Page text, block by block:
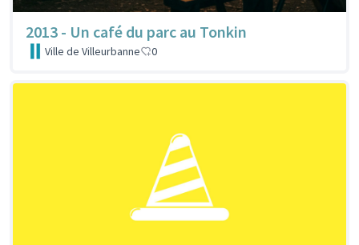
2013 - Un café du parc au Tonkin
Ville de Villeurbanne 0